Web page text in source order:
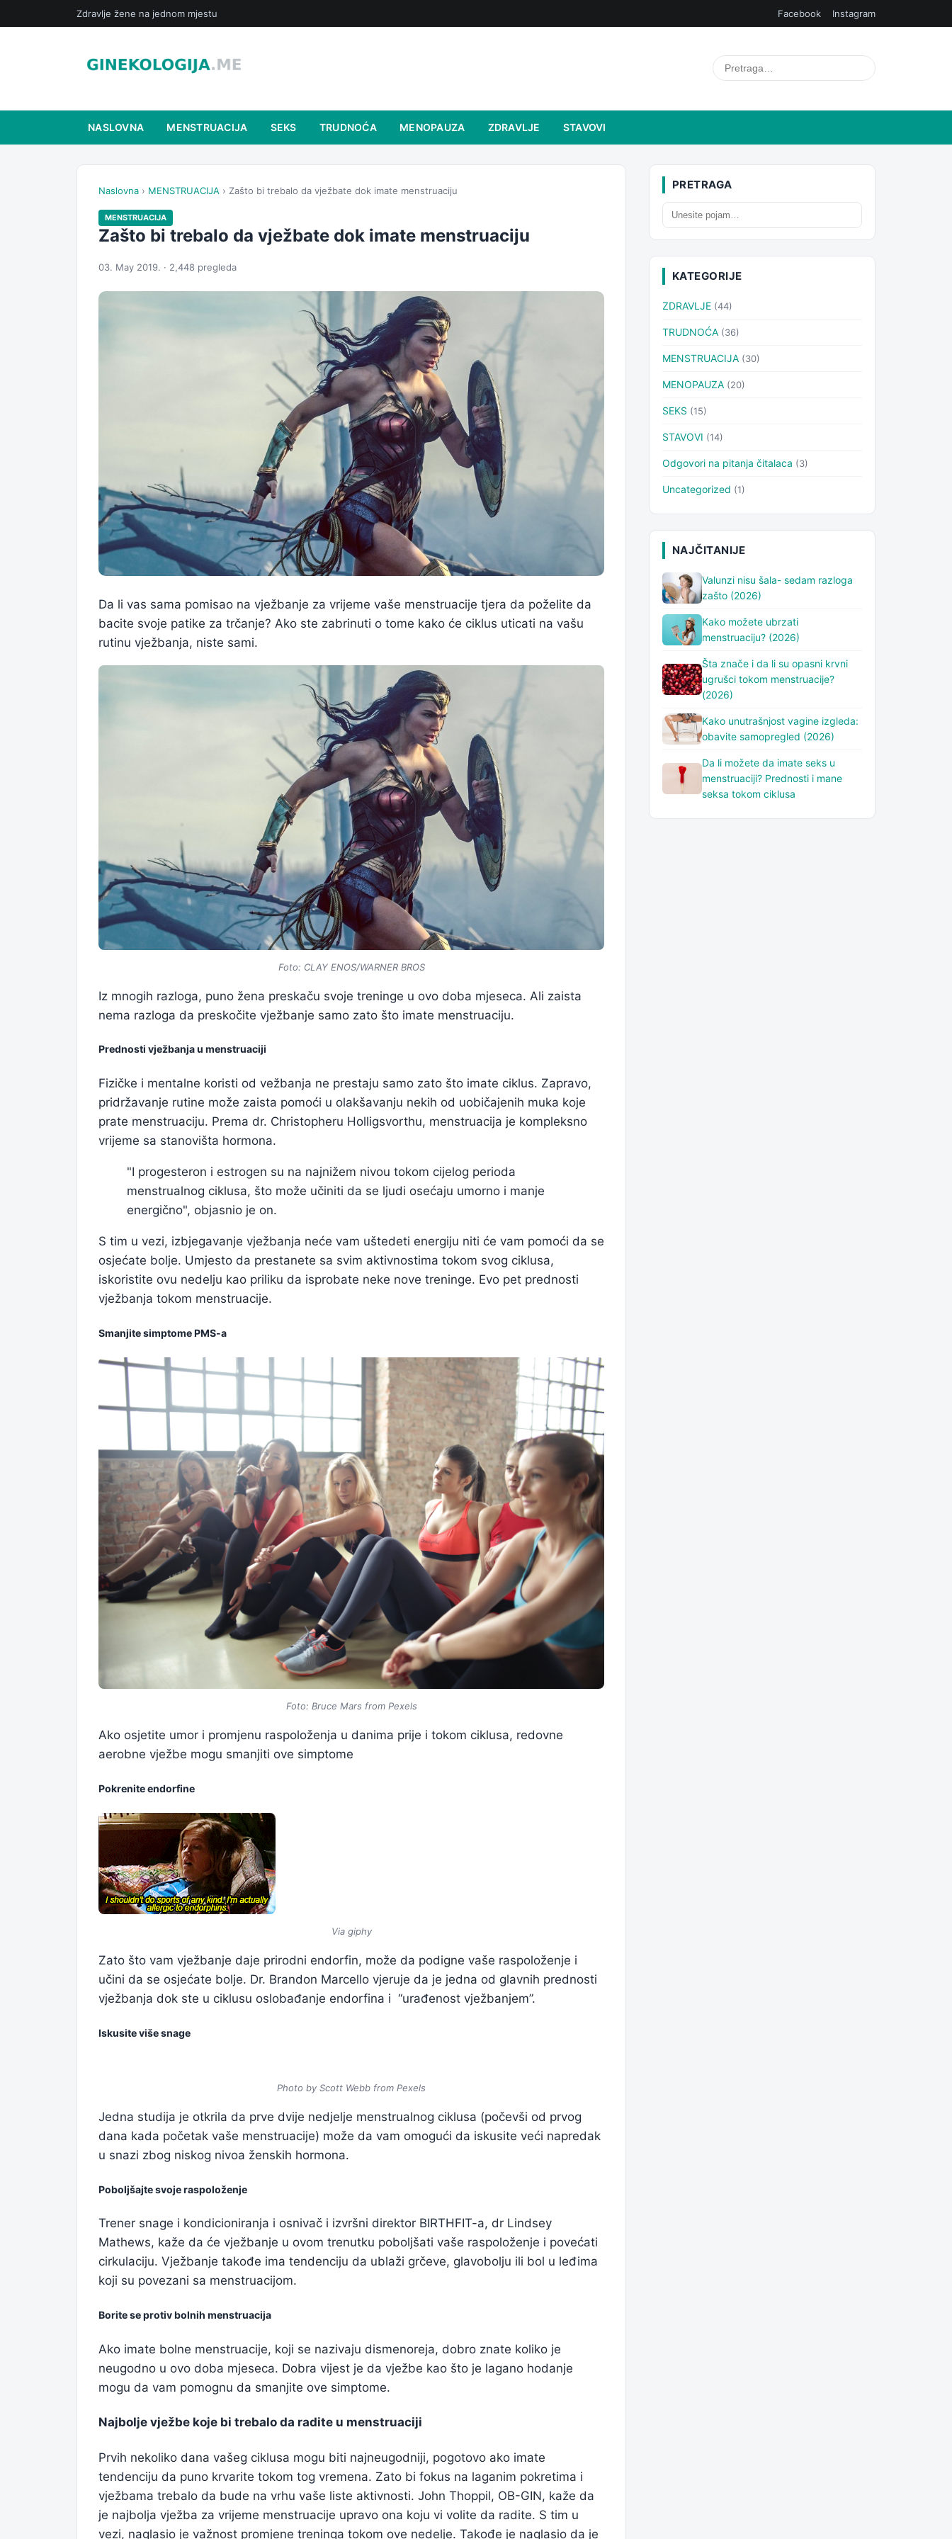
Zdravlje žene na jednom mjestu Facebook Instagram
NASLOVNA MENSTRUACIJA SEKS TRUDNOĆA MENOPAUZA ZDRAVLJE STAVOVI
Naslovna › MENSTRUACIJA › Zašto bi trebalo da vježbate dok imate menstruaciju
MENSTRUACIJA
Zašto bi trebalo da vježbate dok imate menstruaciju
03. May 2019. · 2,448 pregleda
Da li vas sama pomisao na vježbanje za vrijeme vaše menstruacije tjera da poželite da
bacite svoje patike za trčanje? Ako ste zabrinuti o tome kako će ciklus uticati na vašu
rutinu vježbanja, niste sami.
Foto: CLAY ENOS/WARNER BROS
Iz mnogih razloga, puno žena preskaču svoje treninge u ovo doba mjeseca. Ali zaista
nema razloga da preskočite vježbanje samo zato što imate menstruaciju.
Prednosti vježbanja u menstruaciji
Fizičke i mentalne koristi od vežbanja ne prestaju samo zato što imate ciklus. Zapravo,
pridržavanje rutine može zaista pomoći u olakšavanju nekih od uobičajenih muka koje
prate menstruaciju. Prema dr. Christopheru Holligsvorthu, menstruacija je kompleksno
vrijeme sa stanovišta hormona.
"I progesteron i estrogen su na najnižem nivou tokom cijelog perioda
menstrualnog ciklusa, što može učiniti da se ljudi osećaju umorno i manje
energično", objasnio je on.
S tim u vezi, izbjegavanje vježbanja neće vam uštedeti energiju niti će vam pomoći da se
osjećate bolje. Umjesto da prestanete sa svim aktivnostima tokom svog ciklusa,
iskoristite ovu nedelju kao priliku da isprobate neke nove treninge. Evo pet prednosti
vježbanja tokom menstruacije.
Smanjite simptome PMS-a
Foto: Bruce Mars from Pexels
Ako osjetite umor i promjenu raspoloženja u danima prije i tokom ciklusa, redovne
aerobne vježbe mogu smanjiti ove simptome
Pokrenite endorfine
Via giphy
Zato što vam vježbanje daje prirodni endorfin, može da podigne vaše raspoloženje i
učini da se osjećate bolje. Dr. Brandon Marcello vjeruje da je jedna od glavnih prednosti
vježbanja dok ste u ciklusu oslobađanje endorfina i “urađenost vježbanjem”.
Iskusite više snage
Photo by Scott Webb from Pexels
Jedna studija je otkrila da prve dvije nedjelje menstrualnog ciklusa (počevši od prvog
dana kada početak vaše menstruacije) može da vam omogući da iskusite veći napredak
u snazi zbog niskog nivoa ženskih hormona.
Poboljšajte svoje raspoloženje
Trener snage i kondicioniranja i osnivač i izvršni direktor BIRTHFIT-a, dr Lindsey
Mathews, kaže da će vježbanje u ovom trenutku poboljšati vaše raspoloženje i povećati
cirkulaciju. Vježbanje takođe ima tendenciju da ublaži grčeve, glavobolju ili bol u leđima
koji su povezani sa menstruacijom.
Borite se protiv bolnih menstruacija
Ako imate bolne menstruacije, koji se nazivaju dismenoreja, dobro znate koliko je
neugodno u ovo doba mjeseca. Dobra vijest je da vježbe kao što je lagano hodanje
mogu da vam pomognu da smanjite ove simptome.
Najbolje vježbe koje bi trebalo da radite u menstruaciji
Prvih nekoliko dana vašeg ciklusa mogu biti najneugodniji, pogotovo ako imate
tendenciju da puno krvarite tokom tog vremena. Zato bi fokus na laganim pokretima i
vježbama trebalo da bude na vrhu vaše liste aktivnosti. John Thoppil, OB-GIN, kaže da
je najbolja vježba za vrijeme menstruacije upravo ona koju vi volite da radite. S tim u
vezi, naglasio je važnost promjene treninga tokom ove nedelje. Takođe je naglasio da je
PRETRAGA
KATEGORIJE
ZDRAVLJE (44)
TRUDNOĆA (36)
MENSTRUACIJA (30)
MENOPAUZA (20)
SEKS (15)
STAVOVI (14)
Odgovori na pitanja čitalaca (3)
Uncategorized (1)
NAJČITANIJE
Valunzi nisu šala- sedam razloga
zašto (2026)
Kako možete ubrzati
menstruaciju? (2026)
Šta znače i da li su opasni krvni
ugrušci tokom menstruacije?
(2026)
Kako unutrašnjost vagine izgleda:
obavite samopregled (2026)
Da li možete da imate seks u
menstruaciji? Prednosti i mane
seksa tokom ciklusa